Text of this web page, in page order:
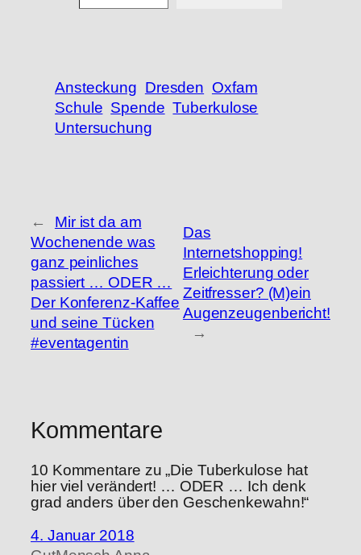
Ansteckung Dresden Oxfam
Schule Spende Tuberkulose
Untersuchung
←
Mir ist da am
Wochenende was
ganz peinliches
passiert … ODER …
Der Konferenz-Kaffee
und seine Tücken
#eventagentin
Das
Internetshopping!
Erleichterung oder
Zeitfresser? (M)ein
Augenzeugenbericht!
→
Kommentare
10 Kommentare zu „Die Tuberkulose hat
hier viel verändert! … ODER … Ich denk
grad anders über den Geschenkewahn!“
4. Januar 2018